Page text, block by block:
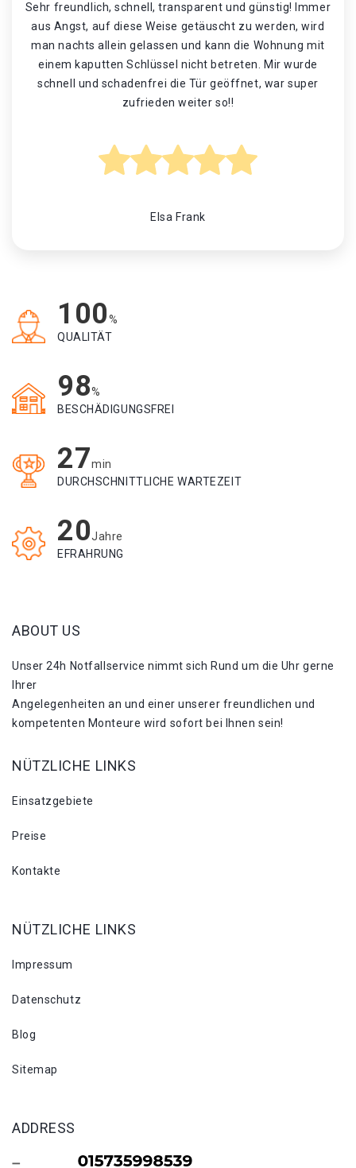
Sehr freundlich, schnell, transparent und günstig! Immer
aus Angst, auf diese Weise getäuscht zu werden, wird
man nachts allein gelassen und kann die Wohnung mit
einem kaputten Schlüssel nicht betreten. Mir wurde
schnell und schadenfrei die Tür geöffnet, war super
zufrieden weiter so!!
Elsa Frank
100%
QUALITÄT
98%
BESCHÄDIGUNGSFREI
27min
DURCHSCHNITTLICHE WARTEZEIT
20Jahre
EFRAHRUNG
ABOUT US
Unser 24h Notfallservice nimmt sich Rund um die Uhr gerne
Ihrer
Angelegenheiten an und einer unserer freundlichen und
kompetenten Monteure wird sofort bei Ihnen sein!
NÜTZLICHE LINKS
Einsatzgebiete
Preise
Kontakte
NÜTZLICHE LINKS
Impressum
Datenschutz
Blog
Sitemap
ADDRESS